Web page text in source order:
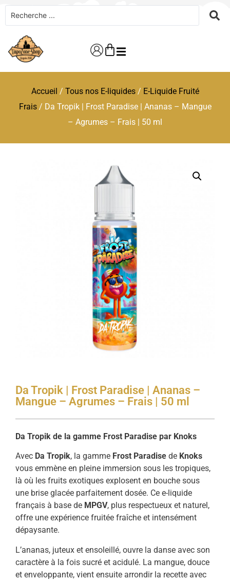
Accueil / Tous nos E-liquides/ E-Liquide Fruité
Frais/ Da Tropik | Frost Paradise | Ananas – Mangue
– Agrumes – Frais | 50 ml
Da Tropik | Frost Paradise | Ananas –
Mangue – Agrumes – Frais | 50 ml
Da Tropik de la gamme Frost Paradise par Knoks
Avec Da Tropik, la gamme Frost Paradise de Knoks
vous emmène en pleine immersion sous les tropiques,
là où les fruits exotiques explosent en bouche sous
une brise glacée parfaitement dosée. Ce e-liquide
français à base de MPGV, plus respectueux et naturel,
offre une expérience fruitée fraîche et intensément
dépaysante.
L’ananas, juteux et ensoleillé, ouvre la danse avec son
caractère à la fois sucré et acidulé. La mangue, douce
et enveloppante, vient ensuite arrondir la recette avec